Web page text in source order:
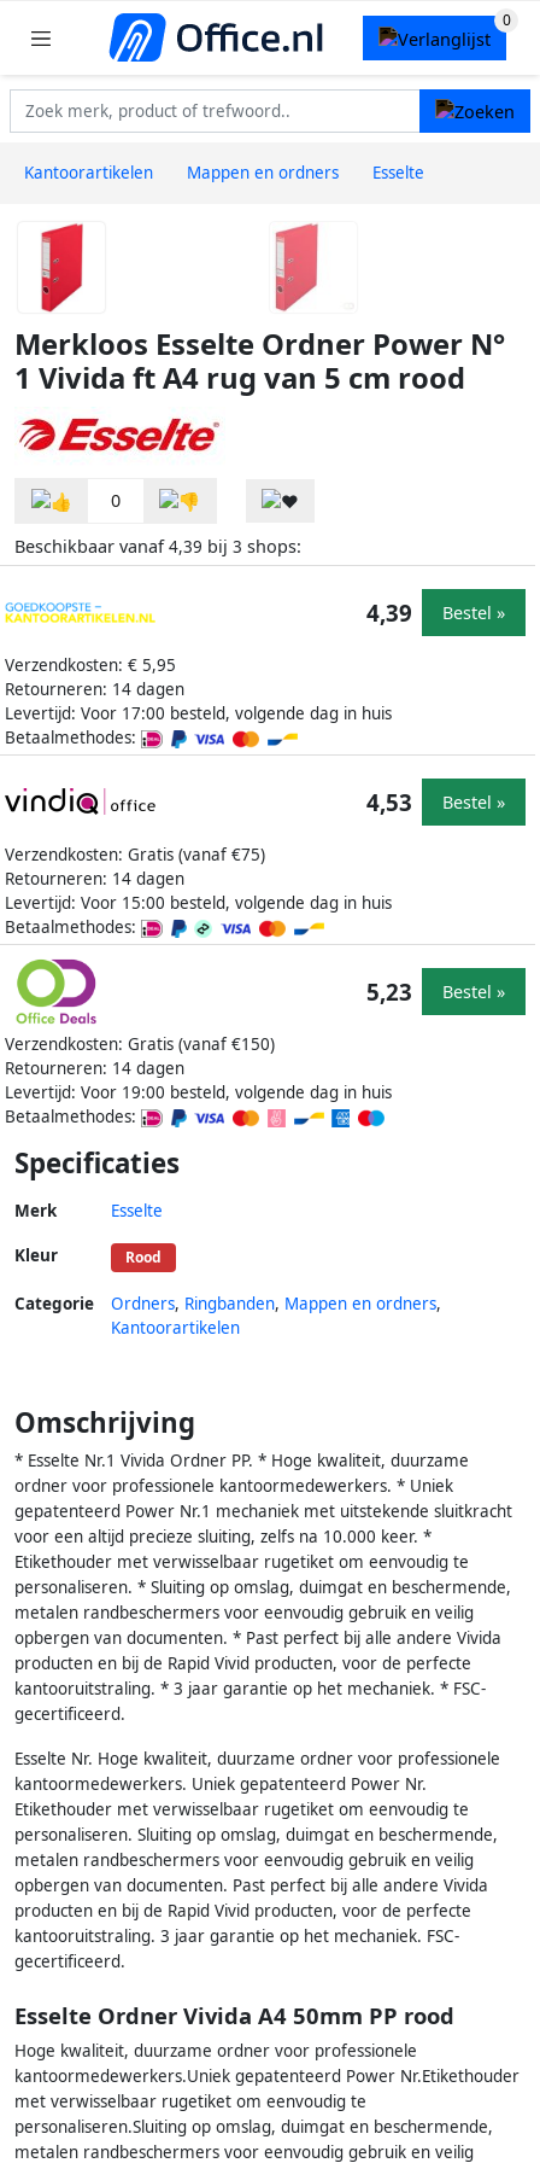
Kantoorartikelen Mappen en ordners Esselte
Merkloos Esselte Ordner Power N°
1 Vivida ft A4 rug van 5 cm rood
0
Beschikbaar vanaf4,39 bij 3 shops:
Verzendkosten: € 5,95
Retourneren: 14 dagen
Levertijd: Voor 17:00 besteld, volgende dag in huis
Betaalmethodes:
4,39 Bestel »
Verzendkosten: Gratis (vanaf €75)
Retourneren: 14 dagen
Levertijd: Voor 15:00 besteld, volgende dag in huis
Betaalmethodes:
4,53 Bestel »
Verzendkosten: Gratis (vanaf €150)
Retourneren: 14 dagen
Levertijd: Voor 19:00 besteld, volgende dag in huis
Betaalmethodes:
5,23 Bestel »
Specificaties
Merk Esselte
Kleur Rood
Categorie Ordners, Ringbanden, Mappen en ordners,
Kantoorartikelen
Omschrijving
* Esselte Nr.1 Vivida Ordner PP. * Hoge kwaliteit, duurzame
ordner voor professionele kantoormedewerkers. * Uniek
gepatenteerd Power Nr.1 mechaniek met uitstekende sluitkracht
voor een altijd precieze sluiting, zelfs na 10.000 keer. *
Etikethouder met verwisselbaar rugetiket om eenvoudig te
personaliseren. * Sluiting op omslag, duimgat en beschermende,
metalen randbeschermers voor eenvoudig gebruik en veilig
opbergen van documenten. * Past perfect bij alle andere Vivida
producten en bij de Rapid Vivid producten, voor de perfecte
kantooruitstraling. * 3 jaar garantie op het mechaniek. * FSC-
gecertificeerd.
Esselte Nr. Hoge kwaliteit, duurzame ordner voor professionele
kantoormedewerkers. Uniek gepatenteerd Power Nr.
Etikethouder met verwisselbaar rugetiket om eenvoudig te
personaliseren. Sluiting op omslag, duimgat en beschermende,
metalen randbeschermers voor eenvoudig gebruik en veilig
opbergen van documenten. Past perfect bij alle andere Vivida
producten en bij de Rapid Vivid producten, voor de perfecte
kantooruitstraling. 3 jaar garantie op het mechaniek. FSC-
gecertificeerd.
Esselte Ordner Vivida A4 50mm PP rood
Hoge kwaliteit, duurzame ordner voor professionele
kantoormedewerkers.Uniek gepatenteerd Power Nr.Etikethouder
met verwisselbaar rugetiket om eenvoudig te
personaliseren.Sluiting op omslag, duimgat en beschermende,
metalen randbeschermers voor eenvoudig gebruik en veilig